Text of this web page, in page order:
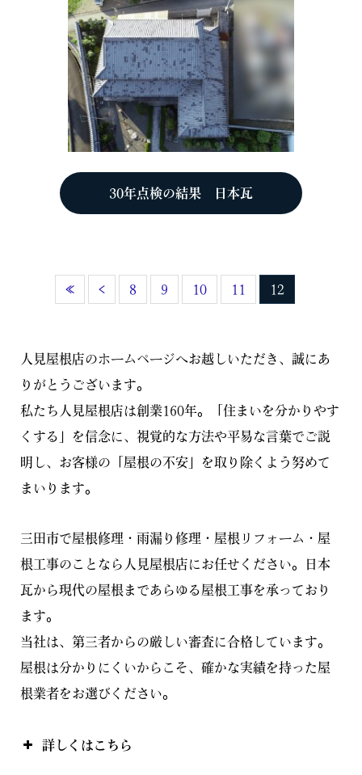
30年点検の結果 日本瓦
« ‹ 8 9 10 11 12
人見屋根店のホームページへお越しいただき、誠にあ
りがとうございます。
私たち人見屋根店は創業160年。「住まいを分かりやす
くする」を信念に、視覚的な方法や平易な言葉でご説
明し、お客様の「屋根の不安」を取り除くよう努めて
まいります。
三田市で屋根修理・雨漏り修理・屋根リフォーム・屋
根工事のことなら人見屋根店にお任せください。日本
瓦から現代の屋根まであらゆる屋根工事を承っており
ます。
当社は、第三者からの厳しい審査に合格しています。
屋根は分かりにくいからこそ、確かな実績を持った屋
根業者をお選びください。
詳しくはこちら